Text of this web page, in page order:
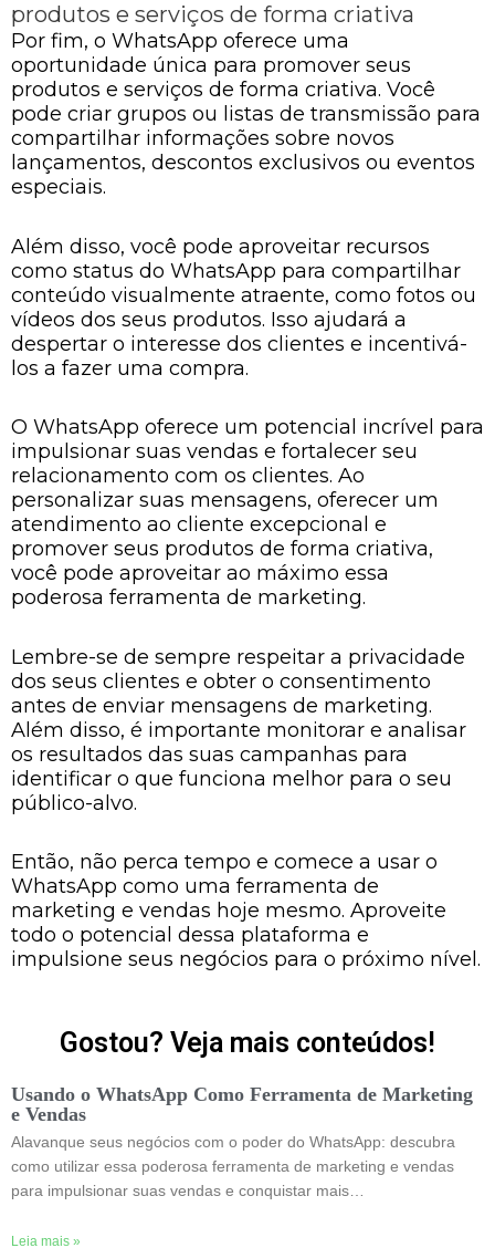
produtos e serviços de forma criativa
Por fim, o WhatsApp oferece uma
oportunidade única para promover seus
produtos e serviços de forma criativa. Você
pode criar grupos ou listas de transmissão para
compartilhar informações sobre novos
lançamentos, descontos exclusivos ou eventos
especiais.
Além disso, você pode aproveitar recursos
como status do WhatsApp para compartilhar
conteúdo visualmente atraente, como fotos ou
vídeos dos seus produtos. Isso ajudará a
despertar o interesse dos clientes e incentivá-
los a fazer uma compra.
O WhatsApp oferece um potencial incrível para
impulsionar suas vendas e fortalecer seu
relacionamento com os clientes. Ao
personalizar suas mensagens, oferecer um
atendimento ao cliente excepcional e
promover seus produtos de forma criativa,
você pode aproveitar ao máximo essa
poderosa ferramenta de marketing.
Lembre-se de sempre respeitar a privacidade
dos seus clientes e obter o consentimento
antes de enviar mensagens de marketing.
Além disso, é importante monitorar e analisar
os resultados das suas campanhas para
identificar o que funciona melhor para o seu
público-alvo.
Então, não perca tempo e comece a usar o
WhatsApp como uma ferramenta de
marketing e vendas hoje mesmo. Aproveite
todo o potencial dessa plataforma e
impulsione seus negócios para o próximo nível.
Gostou? Veja mais conteúdos!
Usando o WhatsApp Como Ferramenta de Marketing
e Vendas
Alavanque seus negócios com o poder do WhatsApp: descubra
como utilizar essa poderosa ferramenta de marketing e vendas
para impulsionar suas vendas e conquistar mais…
Leia mais »